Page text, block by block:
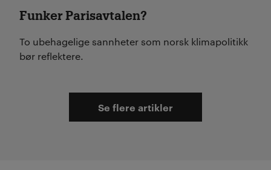
Funker Parisavtalen?
To ubehagelige sannheter som norsk klimapolitikk
bør reflektere.
Se flere artikler